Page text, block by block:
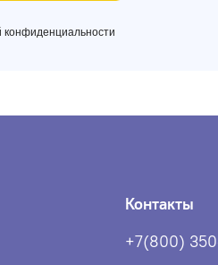
конфиденциальности
Контакты
+7(800)